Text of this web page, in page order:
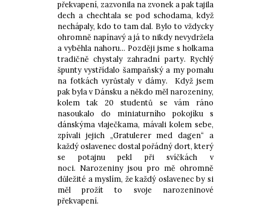
překvapení, zazvonila na zvonek a pak tajila
dech a chechtala se pod schodama, když
nechápaly, kdo to tam dal. Bylo to vždycky
ohromně napínavý a já to nikdy nevydržela
a vyběhla nahoru… Později jsme s holkama
tradičně chystaly zahradní party. Rychlý
špunty vystřídalo šampaňský a my pomalu
na fotkách vyrůstaly v dámy.
Když jsem
pak byla v Dánsku a někdo měl narozeniny,
kolem tak 20 studentů se vám ráno
nasoukalo do miniaturního pokojíku s
dánskýma vlaječkama, mávali kolem sebe,
zpívali jejich „Gratulerer med dagen“ a
každý oslavenec dostal pořádný dort, který
se potajnu pekl při svíčkách v
noci. Narozeniny jsou pro mě ohromně
důležité a myslím, že každý oslavenec by si
měl prožít to svoje narozeninové
překvapení.